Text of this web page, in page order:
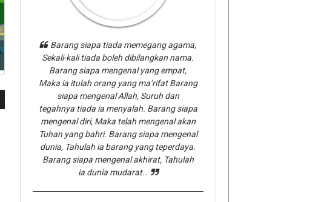
Barang siapa tiada memegang agama,
Sekali-kali tiada boleh dibilangkan nama.
Barang siapa mengenal yang empat,
Maka ia itulah orang yang ma’rifat Barang
siapa mengenal Allah, Suruh dan
tegahnya tiada ia menyalah. Barang siapa
mengenal diri, Maka telah mengenal akan
Tuhan yang bahri. Barang siapa mengenal
dunia, Tahulah ia barang yang teperdaya.
Barang siapa mengenal akhirat, Tahulah
ia dunia mudarat..